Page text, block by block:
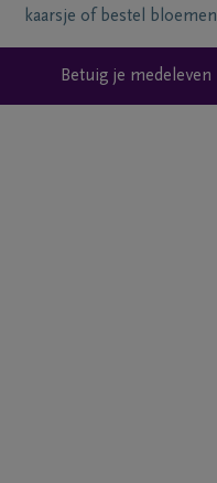
kaarsje of bestel bloemen
Betuig je medeleven